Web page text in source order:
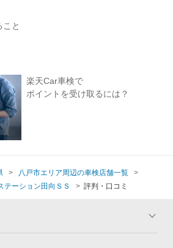
と
楽天Car車検で
ポイントを受け取るには？
八戸市エリア周辺の車検店舗一覧
ーション田向ＳＳ
評判・口コミ